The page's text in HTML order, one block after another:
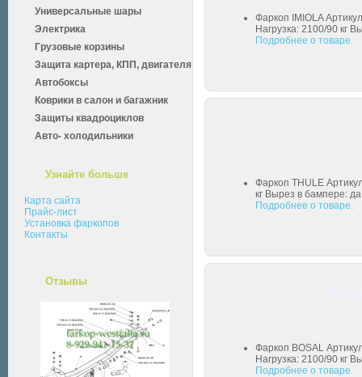
Универсальные шары
Электрика
Грузовые корзины
Защита картера, КПП, двигателя
Автобоксы
Коврики в салон и багажник
Защиты квадроциклов
Авто- холодильники
Узнайте больше
Карта сайта
Прайс-лист
Установка фаркопов
Контакты
Отзывы
Фаркоп IMIOLA
Нагрузка: 2100/90 кг
Подробнее о товаре.
Фаркоп THULE
кг Вырез в бампере: да
Подробнее о товаре.
Фаркоп BOSAL
Нагрузка: 2100/90 кг
Подробнее о товаре.